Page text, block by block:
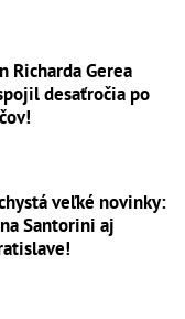
Richarda Gerea
desaťročia po
veľké novinky:
Santorini aj